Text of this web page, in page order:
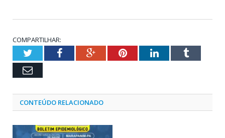
COMPARTILHAR:
TwitterFacebookGoogle+PinterestLinkedInTumblr
Email
CONTEÚDO RELACIONADO